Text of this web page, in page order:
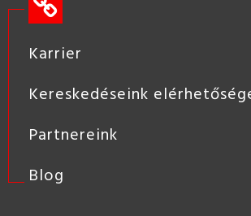
Karrier
Kereskedéseink
Partnereink
Blog